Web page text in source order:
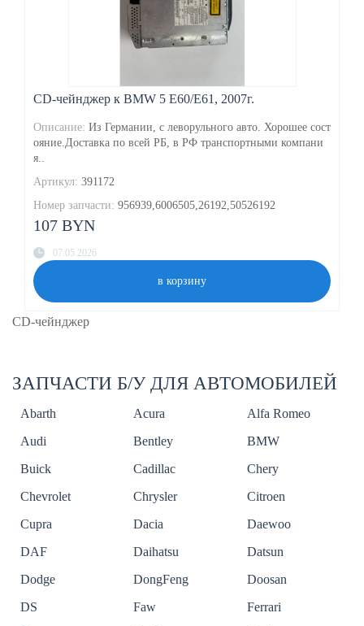
CD-чейнджер к BMW 5 E60/E61, 2007г.
Описание: Из Германии, с леворульного авто. Хорошее сост
ояние.Доставка по всей РБ, в РФ транспортными компани
я..
Артикул: 391172
Номер запчасти: 956939,6006505,26192,50526192
107 BYN
07.05.2026
в корзину
CD-чейнджер
ЗАПЧАСТИ Б/У ДЛЯ АВТОМОБИЛЕЙ
Abarth Acura
Alfa Romeo
Audi
Bentley
BMW
Buick
Cadillac
Chery
Chevrolet
Chrysler
Citroen
Cupra
Dacia
Daewoo
DAF
Daihatsu
Datsun
Dodge
DongFeng
Doosan
DS
Faw
Ferrari